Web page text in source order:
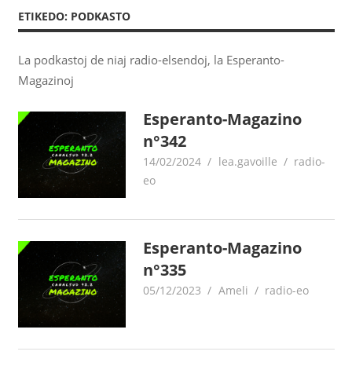
ETIKEDO: PODKASTO
La podkastoj de niaj radio-elsendoj, la Esperanto-
Magazinoj
Esperanto-Magazino
n°342
14/02/2024 lea.gavoille
radio-
eo
Esperanto-Magazino
n°335
05/12/2023 Ameli radio-eo